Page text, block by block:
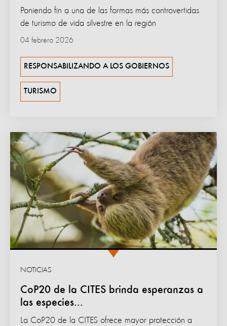
04 febrero 2026
Poniendo fin a una de las formas más controvertidas
de turismo de vida silvestre en la región
RESPONSABILIZANDO A LOS GOBIERNOS
TURISMO
CoP20 de la CITES brinda esperanzas a
las especies...
NOTICIAS
La CoP20 de la CITES ofrece mayor protección a